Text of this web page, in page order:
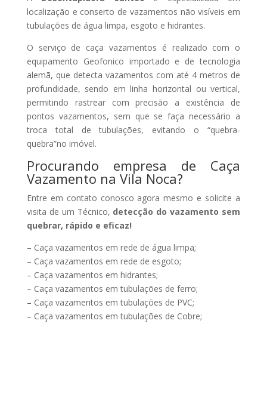
localização e conserto de vazamentos não visíveis em
tubulações de água limpa, esgoto e hidrantes.
O serviço de caça vazamentos é realizado com o
equipamento Geofonico importado e de tecnologia
alemã, que detecta vazamentos com até 4 metros de
profundidade, sendo em linha horizontal ou vertical,
permitindo rastrear com precisão a existência de
pontos vazamentos, sem que se faça necessário a
troca total de tubulações, evitando o “quebra-
quebra”no imóvel.
Procurando empresa de Caça
Vazamento na Vila Noca?
Entre em contato conosco agora mesmo e solicite a
visita de um Técnico, detecção do vazamento sem
quebrar, rápido e eficaz!
– Caça vazamentos em rede de água limpa;
– Caça vazamentos em rede de esgoto;
– Caça vazamentos em hidrantes;
– Caça vazamentos em tubulações de ferro;
– Caça vazamentos em tubulações de PVC;
– Caça vazamentos em tubulações de Cobre;